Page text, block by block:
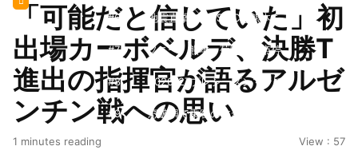
「地元メディアの報道不足」指摘 那覇
訪問中
#6 地震直撃でもTSMCは熊本を見
限らない…先端半導体工場建設は継続
#7 ソニー、熊本・菊陽町拠点停
止 復旧見通し立たず 半導体集積地に
懸念
#8 2026-27プレシーズンマッチ放
送・配信日程まとめ
#9 窓破損で乗客の体が機外に吸い
「可能だと信じていた」初
出場カーボベルデ、決勝T
進出の指揮官が語るアルゼ
ンチン戦への思い
1 minutes reading View : 57